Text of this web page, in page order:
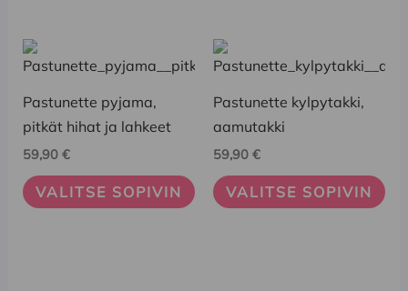
Pastunette pyjama,
pitkät hihat ja lahkeet
59,90 €
VALITSE SOPIVIN
Tällä
tuotteella
on
useampi
muunnelma.
Voit
tehdä
Pastunette kylpytakki,
aamutakki
59,90 €
VALITSE SOPIVIN
Tällä
tuotteella
on
useampi
muunnelma.
Voit
tehdä